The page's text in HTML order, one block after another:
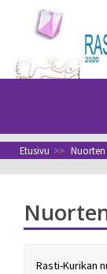
sisältöön
Etusivu >>
Rasti-Kurikan